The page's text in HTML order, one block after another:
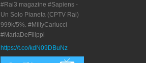
#Rai3 magazine #Sapiens -
Un Solo Pianeta (CPTV Rai)
999k/5%. #MillyCarlucci
#MariaDeFilippi
https://t.co/kdN09DBuNz